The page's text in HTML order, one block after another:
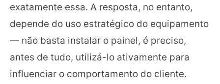
exatamente essa. A resposta, no entanto,
depende do uso estratégico do equipamento
— não basta instalar o painel, é preciso,
antes de tudo, utilizá-lo ativamente para
influenciar o comportamento do cliente.